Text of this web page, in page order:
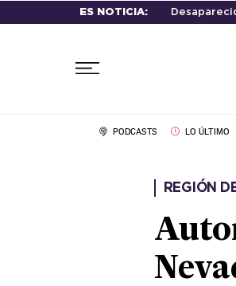
ES NOTICIA:
PODCASTS LO ÚLTIMO
REGIÓN